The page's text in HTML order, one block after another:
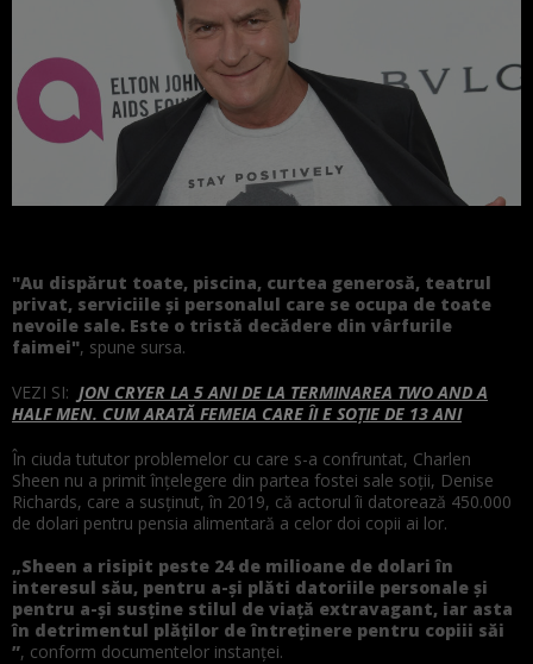
"Au dispărut toate, piscina, curtea generosă, teatrul
privat, serviciile şi personalul care se ocupa de toate
nevoile sale. Este o tristă decădere din vârfurile
faimei", spune sursa.
VEZI SI: JON CRYER LA 5 ANI DE LA TERMINAREA TWO AND A
HALF MEN. CUM ARATĂ FEMEIA CARE ÎI E SOȚIE DE 13 ANI
În ciuda tututor problemelor cu care s-a confruntat, Charlen
Sheen nu a primitînțelegere din partea fostei sale soții, Denise
Richards, care a susţinut, în 2019, că actorul îi datorează 450.000
de dolari pentru pensia alimentară a celor doi copii ai lor.
„Sheen a risipit peste 24 de milioane de dolari în
interesul său, pentru a-şi plăti datoriile personale şi
pentru a-şi susţine stilul de viaţă extravagant, iar asta
în detrimentul plăţilor de întreţinere pentru copiii săi
”, conform documentelor instanţei.